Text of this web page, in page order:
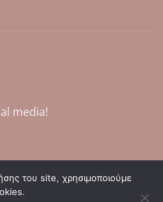
media!
του site, χρησιμοποιούμε